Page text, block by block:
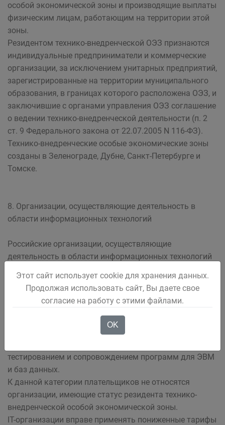
особой экономической зоны и производящие выплаты
физическим лицам, работающим на территории этой
зоны.
Резидентом технико-внедренческой ОЭЗ признаются
индивидуальные предприниматели и коммерческие
организации, за исключением унитарных предприятий,
зарегистрированные на территории муниципального
образования, в границах которого расположена ОЭЗ, и
заключившие с органами управления ОЭЗ соглашение
о ведении технико-внедренческой деятельности (п. 2
ст. 9 Федерального закона от 22.07.2005 N 116-ФЗ).
Технико-внедренческие особые экономические зоны
созданы в Зеленограде, Дубне, Санкт-Петербурге и
Томске.
8. Организации, осуществляющие деятельность в
области информационных технологий
Российские организации, осуществляющие
деятельность в области информационных технологий
- разрабатывают и реализуют программы для ЭВМ,
базы данных (на материальном носителе или в
электронном виде по каналам связи и (или)
- оказывают услуги (выполняют работы) по
разработке, адаптации, модификации программ для
тестированием и сопровождением программ для ЭВМ
и баз данных.
К данной категории плательщиков не относятся
организации, имеющие статус резидента технико-
внедренческой особой экономической зоны.
IT-организации вправе применять пониженные тарифы
Этот сайт использует cookie для хранения данных.
Продолжая использовать сайт, Вы даете свое
согласие на работу с этими файлами.
OK